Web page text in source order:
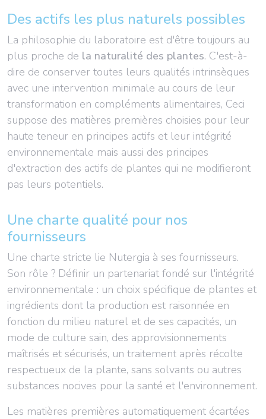
Des actifs les plus naturels possibles
La philosophie du laboratoire est d'être toujours au
plus proche de la naturalité des plantes. C'est-à-
dire de conserver toutes leurs qualités intrinsèques
avec une intervention minimale au cours de leur
transformation en compléments alimentaires, Ceci
suppose des matières premières choisies pour leur
haute teneur en principes actifs et leur intégrité
environnementale mais aussi des principes
d'extraction des actifs de plantes qui ne modifieront
pas leurs potentiels.
Une charte qualité pour nos
fournisseurs
Une charte stricte lie Nutergia à ses fournisseurs.
Son rôle ? Définir un partenariat fondé sur l'intégrité
environnementale : un choix spécifique de plantes et
ingrédients dont la production est raisonnée en
fonction du milieu naturel et de ses capacités, un
mode de culture sain, des approvisionnements
maîtrisés et sécurisés, un traitement après récolte
respectueux de la plante, sans solvants ou autres
substances nocives pour la santé et l'environnement.
Les matières premières automatiquement écartées